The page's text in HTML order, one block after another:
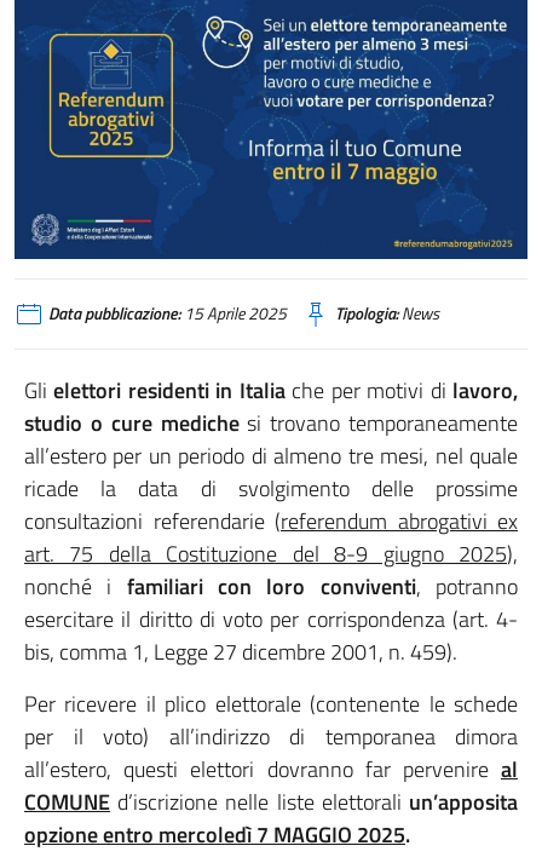
Data pubblicazione:15 Aprile 2025 Tipologia:News
Glielettori residenti in Italiache per motivi di lavoro,
studio o cure medichesi trovano temporaneamente
all’estero per un periodo di almeno tre mesi, nel quale
ricade la data di svolgimento delle prossime
consultazioni referendarie (referendum abrogativi ex
art. 75 della Costituzione del 8-9 giugno 2025),
nonché i familiari con loro conviventi, potranno
esercitare il diritto di voto per corrispondenza (art. 4-
bis, comma 1, Legge 27 dicembre 2001, n. 459).
Per ricevere il plico elettorale (contenente le schede
per il voto) all’indirizzo di temporanea dimora
all’estero, questi elettori dovranno far pervenire al
COMUNE d’iscrizione nelle liste elettorali un’apposita
opzione entro mercoledì 7 MAGGIO 2025.